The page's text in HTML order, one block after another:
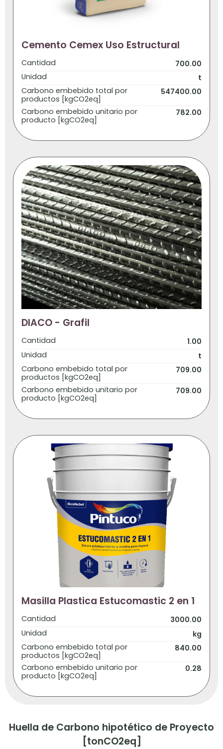
Cemento Cemex Uso Estructural
Cantidad
700.00
Unidad
t
Carbono embebido total por
productos [kgCO2eq]
547400.00
Carbono embebido unitario por
producto [kgCO2eq]
782.00
DIACO - Grafil
Cantidad
1.00
Unidad
t
Carbono embebido total por
productos [kgCO2eq]
709.00
Carbono embebido unitario por
producto [kgCO2eq]
709.00
Masilla Plastica Estucomastic 2 en 1
Cantidad
3000.00
Unidad
kg
Carbono embebido total por
productos [kgCO2eq]
840.00
Carbono embebido unitario por
producto [kgCO2eq]
0.28
Huella de Carbono hipotético de Proyecto
[tonCO2eq]